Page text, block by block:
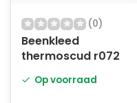
(0)
Beenkleed
thermoscud r072
Op voorraad